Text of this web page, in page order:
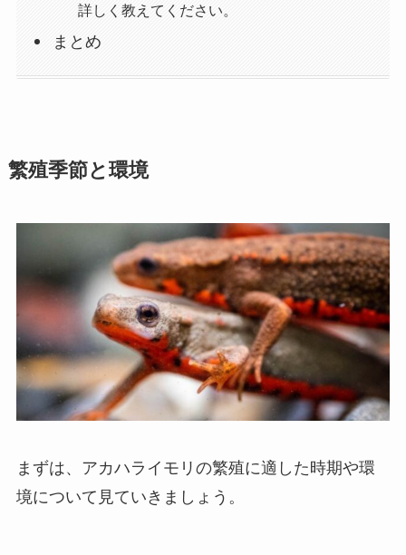
詳しく教えてください。
まとめ
繁殖季節と環境
まずは、アカハライモリの繁殖に適した時期や環
境について見ていきましょう。